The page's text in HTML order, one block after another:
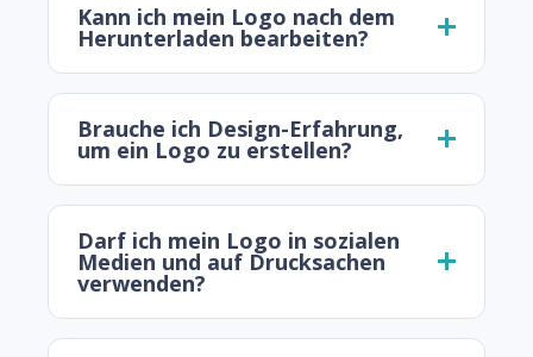
Kann ich mein Logo nach dem
Herunterladen bearbeiten?
Brauche ich Design-Erfahrung,
um ein Logo zu erstellen?
Darf ich mein Logo in sozialen
Medien und auf Drucksachen
verwenden?